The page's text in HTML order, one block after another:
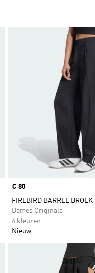
Op verlanglijst zetten
Price
€ 80
FIREBIRD BARREL BROEK
Dames Originals
4 kleuren
Nieuw
Op verlanglijst zetten